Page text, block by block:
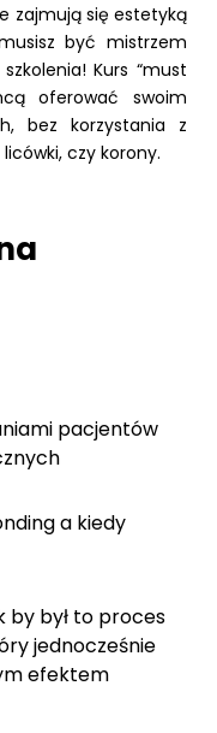
zajmują się estetyką
być mistrzem
Kurs “must
oferować swoim
bez korzystania z
czy korony.
pacjentów
a kiedy
by był to proces
jednocześnie
efektem